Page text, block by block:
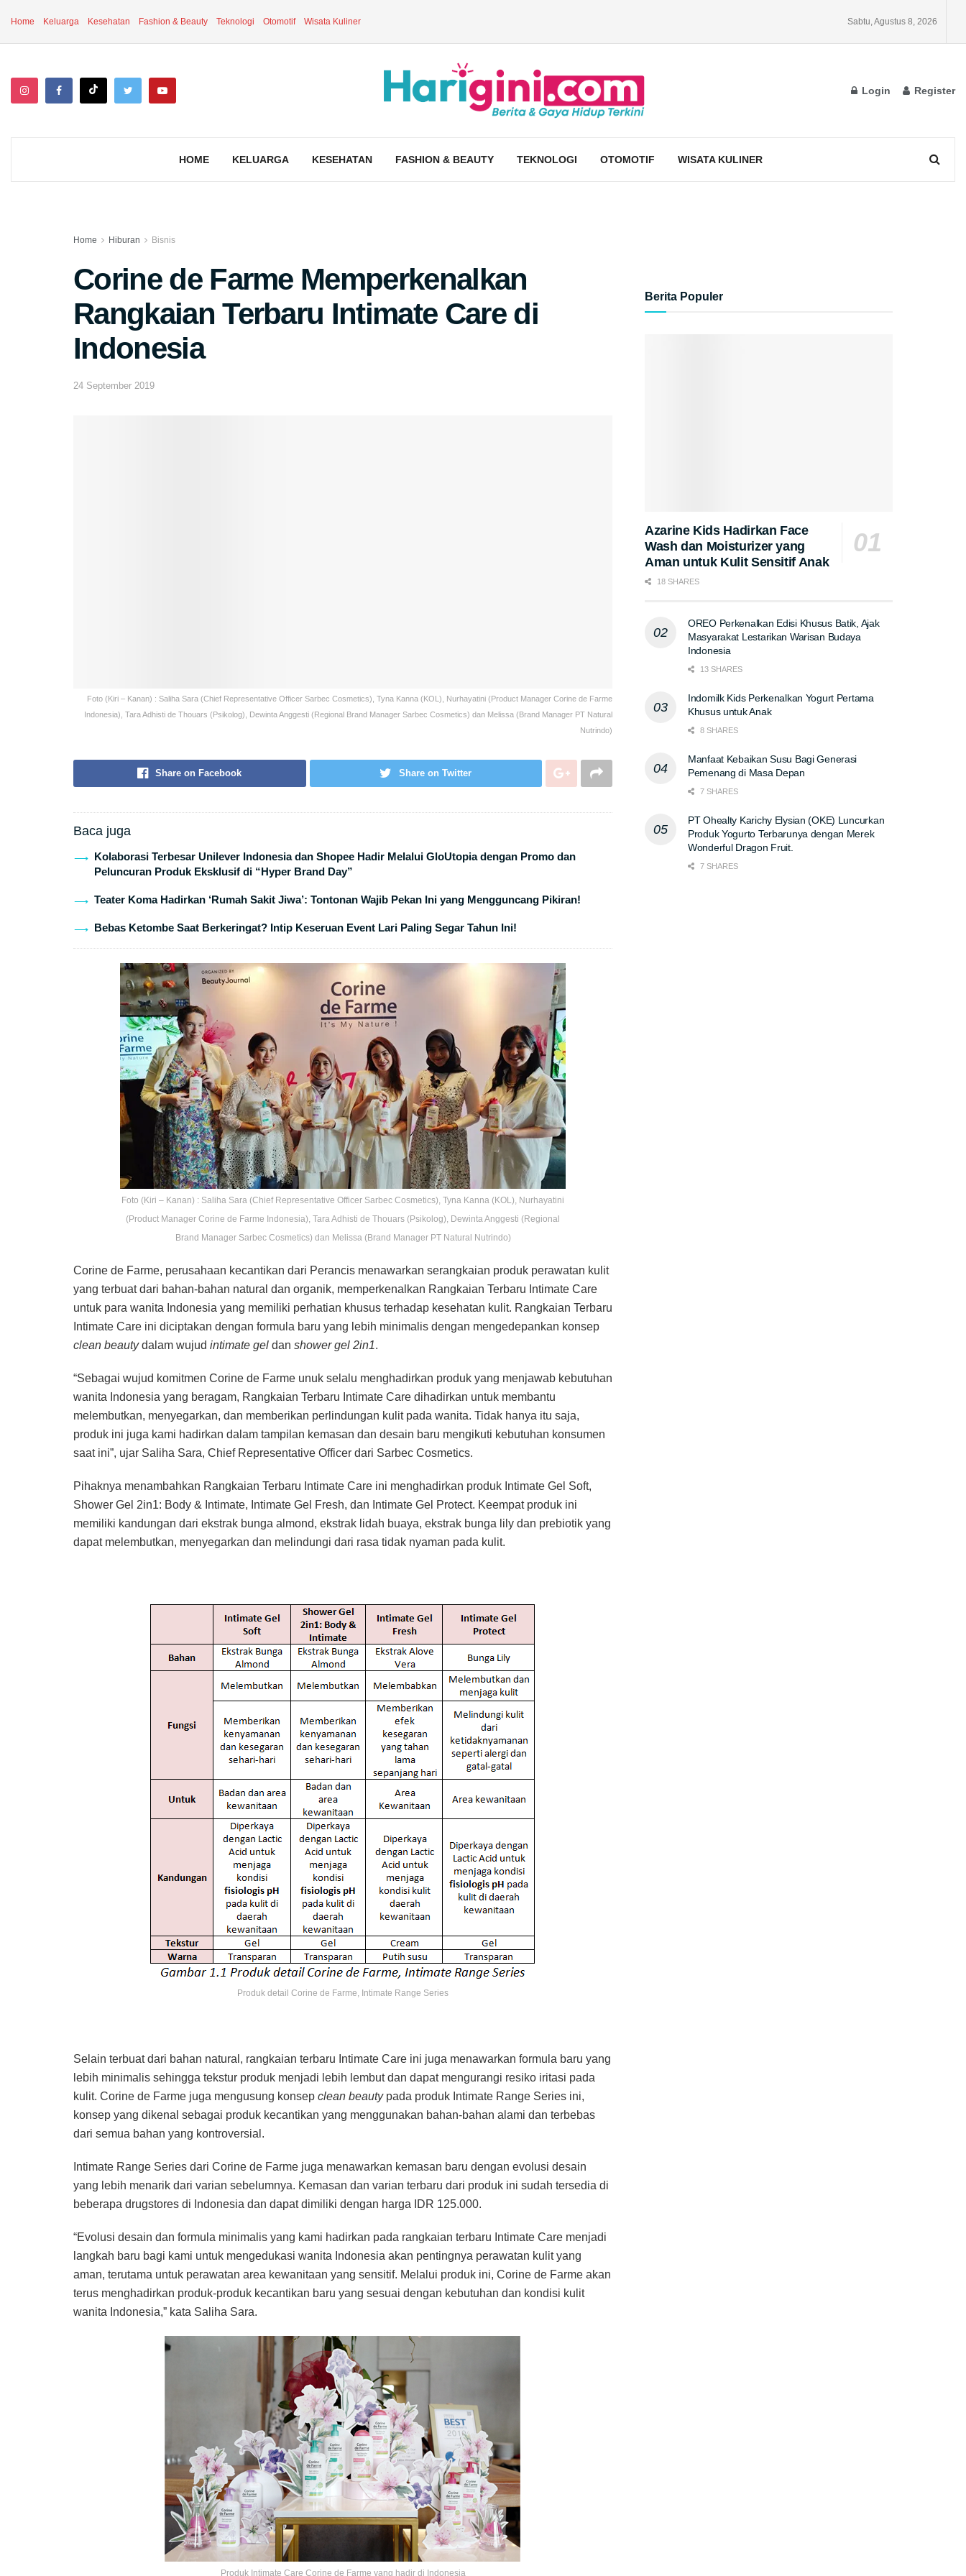
Home Keluarga Kesehatan Fashion & Beauty Teknologi Otomotif Wisata Kuliner Sabtu, Agustus 8, 2026
Login Register
HOME KELUARGA KESEHATAN FASHION & BEAUTY TEKNOLOGI OTOMOTIF WISATA KULINER
Home Hiburan Bisnis
Corine de Farme Memperkenalkan
Rangkaian Terbaru Intimate Care di
Indonesia
24 September 2019
Foto (Kiri – Kanan) : Saliha Sara (Chief Representative Officer Sarbec Cosmetics), Tyna Kanna (KOL), Nurhayatini (Product Manager Corine de Farme
Indonesia), Tara Adhisti de Thouars (Psikolog), Dewinta Anggesti (Regional Brand Manager Sarbec Cosmetics) dan Melissa (Brand Manager PT Natural
Nutrindo)
Share on Facebook Share on Twitter
Baca juga
Kolaborasi Terbesar Unilever Indonesia dan Shopee Hadir Melalui GloUtopia dengan Promo dan
Peluncuran Produk Eksklusif di “Hyper Brand Day”
Teater Koma Hadirkan ‘Rumah Sakit Jiwa’: Tontonan Wajib Pekan Ini yang Mengguncang Pikiran!
Bebas Ketombe Saat Berkeringat? Intip Keseruan Event Lari Paling Segar Tahun Ini!
Foto (Kiri – Kanan) : Saliha Sara (Chief Representative Officer Sarbec Cosmetics), Tyna Kanna (KOL), Nurhayatini
(Product Manager Corine de Farme Indonesia), Tara Adhisti de Thouars (Psikolog), Dewinta Anggesti (Regional
Brand Manager Sarbec Cosmetics) dan Melissa (Brand Manager PT Natural Nutrindo)
Corine de Farme, perusahaan kecantikan dari Perancis menawarkan serangkaian produk perawatan kulit
yang terbuat dari bahan-bahan natural dan organik, memperkenalkan Rangkaian Terbaru Intimate Care
untuk para wanita Indonesia yang memiliki perhatian khusus terhadap kesehatan kulit. Rangkaian Terbaru
Intimate Care ini diciptakan dengan formula baru yang lebih minimalis dengan mengedepankan konsep
clean beautydalam wujud intimate gel dan shower gel 2in1.
“Sebagai wujud komitmen Corine de Farme unuk selalu menghadirkan produk yang menjawab kebutuhan
wanita Indonesia yang beragam, Rangkaian Terbaru Intimate Care dihadirkan untuk membantu
melembutkan, menyegarkan, dan memberikan perlindungan kulit pada wanita. Tidak hanya itu saja,
produk ini juga kami hadirkan dalam tampilan kemasan dan desain baru mengikuti kebutuhan konsumen
saat ini”, ujar Saliha Sara, Chief Representative Officer dari Sarbec Cosmetics.
Pihaknya menambahkan Rangkaian Terbaru Intimate Care ini menghadirkan produk Intimate Gel Soft,
Shower Gel 2in1: Body & Intimate, Intimate Gel Fresh, dan Intimate Gel Protect. Keempat produk ini
memiliki kandungan dari ekstrak bunga almond, ekstrak lidah buaya, ekstrak bunga lily dan prebiotik yang
dapat melembutkan, menyegarkan dan melindungi dari rasa tidak nyaman pada kulit.
Produk detail Corine de Farme, Intimate Range Series
Selain terbuat dari bahan natural, rangkaian terbaru Intimate Care ini juga menawarkan formula baru yang
lebih minimalis sehingga tekstur produk menjadi lebih lembut dan dapat mengurangi resiko iritasi pada
kulit. Corine de Farme juga mengusung konsep clean beauty pada produk Intimate Range Series ini,
konsep yang dikenal sebagai produk kecantikan yang menggunakan bahan-bahan alami dan terbebas
dari semua bahan yang kontroversial.
Intimate Range Series dari Corine de Farme juga menawarkan kemasan baru dengan evolusi desain
yang lebih menarik dari varian sebelumnya. Kemasan dan varian terbaru dari produk ini sudah tersedia di
beberapa drugstores di Indonesia dan dapat dimiliki dengan harga IDR 125.000.
“Evolusi desain dan formula minimalis yang kami hadirkan pada rangkaian terbaru Intimate Care menjadi
langkah baru bagi kami untuk mengedukasi wanita Indonesia akan pentingnya perawatan kulit yang
aman, terutama untuk perawatan area kewanitaan yang sensitif. Melalui produk ini, Corine de Farme akan
terus menghadirkan produk-produk kecantikan baru yang sesuai dengan kebutuhan dan kondisi kulit
wanita Indonesia,” kata Saliha Sara.
Produk Intimate Care Corine de Farme yang hadir di Indonesia
Berita Populer
Azarine Kids Hadirkan Face
Wash dan Moisturizer yang
Aman untuk Kulit Sensitif Anak
18 SHARES
OREO Perkenalkan Edisi Khusus Batik, Ajak
Masyarakat Lestarikan Warisan Budaya
Indonesia
13 SHARES
Indomilk Kids Perkenalkan Yogurt Pertama
Khusus untuk Anak
8 SHARES
Manfaat Kebaikan Susu Bagi Generasi
Pemenang di Masa Depan
7 SHARES
PT Ohealty Karichy Elysian (OKE) Luncurkan
Produk Yogurto Terbarunya dengan Merek
Wonderful Dragon Fruit.
7 SHARES